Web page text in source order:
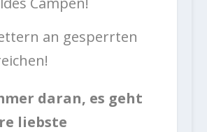
an gesperrten
daran, es geht
liebste